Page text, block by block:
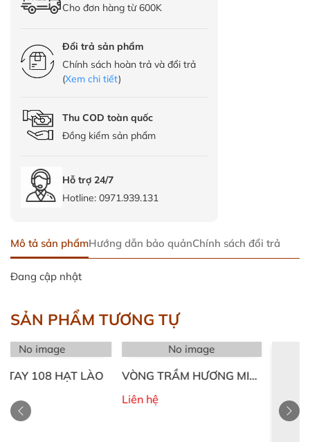
Cho đơn hàng từ 600K
Đổi trả sản phẩm
Chính sách hoàn trả và đổi trả
(Xem chi tiết)
Thu COD toàn quốc
Đồng kiểm sản phẩm
Hỗ trợ 24/7
Hotline: 0971.939.131
Mô tả sản phẩmHướng dẫn bảo quảnChính sách đổi trả
Đang cập nhật
SẢN PHẨM TƯƠNG TỰ
HẠT LÀO
VÒNG TRẦM HƯƠNG MIX